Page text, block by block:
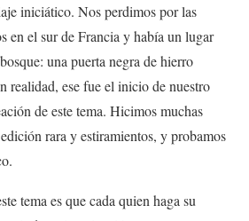
iniciático. Nos perdimos por las
en el sur de Francia y había un lugar
una puerta negra de hierro
realidad, ese fue el inicio de nuestro
de este tema. Hicimos muchas
rara y estiramientos, y probamos
tema es que cada quien haga su